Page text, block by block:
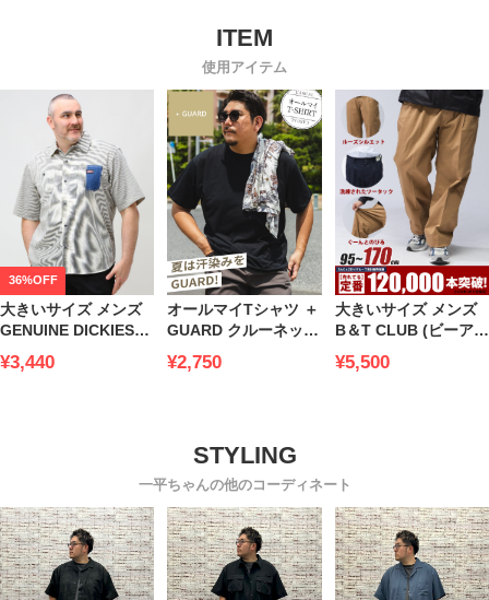
使用アイテム
36%OFF
大きいサイズ メンズ
GENUINE DICKIES
キーズ) ツイル ポケッ
¥3,440
オールマイTシャツ ＋
GUARD クルーネック
B＆T CLUB ビーアン
ミ軽減 肌着代わりに
も 綿100％
¥2,750
大きいサイズ メンズ
B＆T CLUB (ビーアン
レッチ 無地 ジップフ
¥5,500
一平ちゃんの他のコーディネート